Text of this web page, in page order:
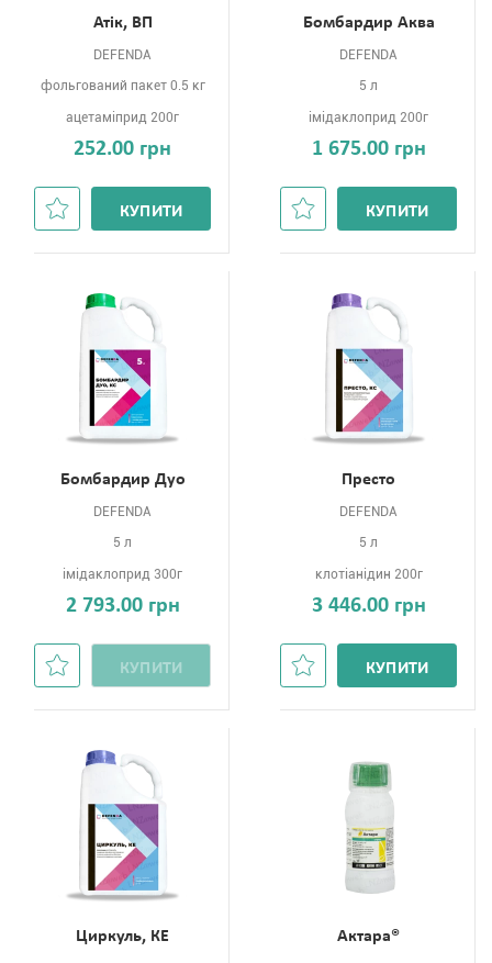
Атік, ВП
DEFENDA
фольгований пакет 0.5 кг
ацетаміприд 200г
252.00 грн
КУПИТИ
Бомбардир Аква
DEFENDA
5 л
імідаклоприд 200г
1 675.00 грн
КУПИТИ
Бомбардир Дуо
DEFENDA
5 л
імідаклоприд 300г
2 793.00 грн
КУПИТИ
Престо
DEFENDA
5 л
клотіанідин 200г
3 446.00 грн
КУПИТИ
Циркуль, КЕ Актара®